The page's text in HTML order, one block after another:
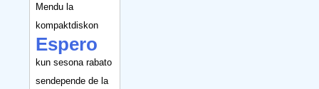
Mendu la
kompaktdiskon
Espero
kun sesona rabato
sendepende de la